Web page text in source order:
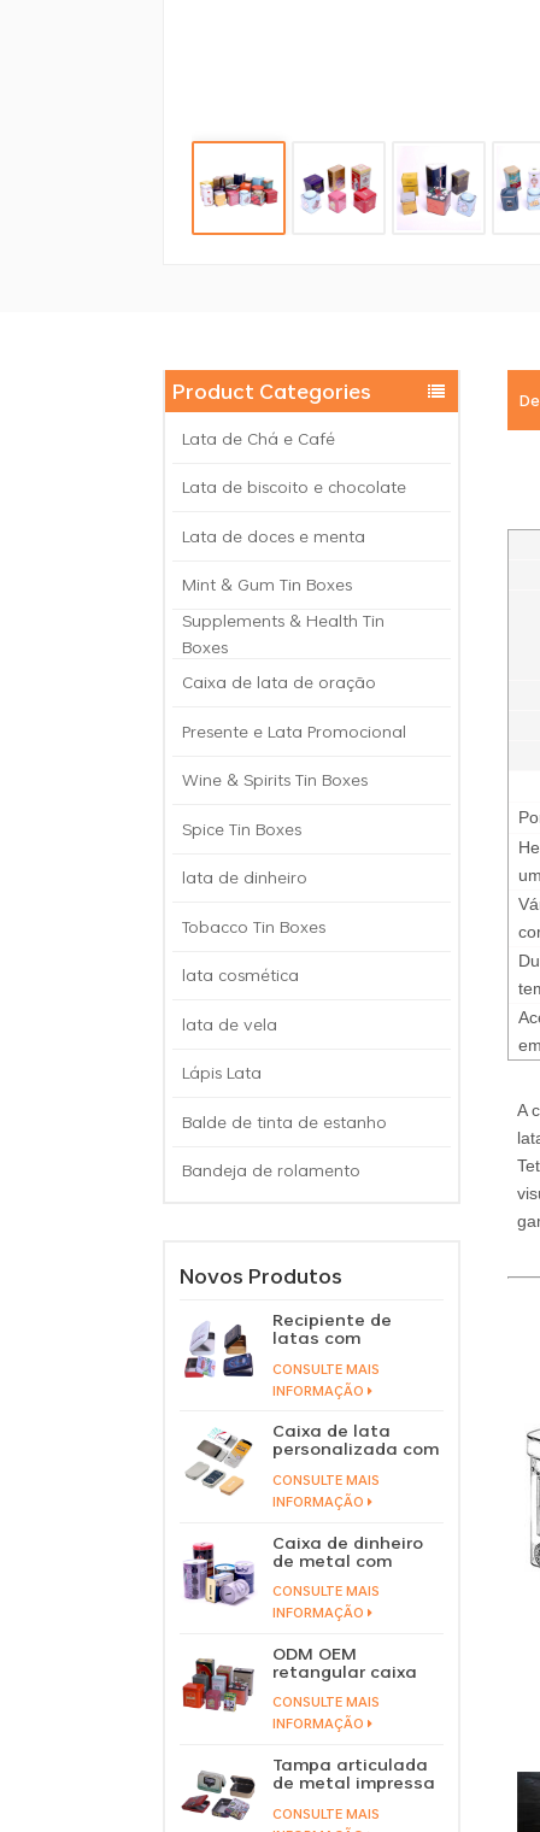
Product Categories
Lata de Chá e Café
Lata de biscoito e chocolate
Lata de doces e menta
Mint & Gum Tin Boxes
Supplements & Health Tin
Boxes
Caixa de lata de oração
Presente e Lata Promocional
Wine & Spirits Tin Boxes
Spice Tin Boxes
lata de dinheiro
Tobacco Tin Boxes
lata cosmética
lata de vela
Lápis Lata
Balde de tinta de estanho
Bandeja de rolamento
Novos Produtos
Recipiente de
latas com
alumínio para
doces e balas em
tampa articulada
CONSULTE MAIS
INFORMAÇÃO
Caixa de lata
personalizada com
tampa deslizante
de hortelã, caixa
de lata para
perfume sólido,
tampa deslizante
de metal,
recipiente de lata
CONSULTE MAIS
INFORMAÇÃO
Caixa de dinheiro
de metal com
personalizado, lata
de economia de
de lata
CONSULTE MAIS
INFORMAÇÃO
ODM OEM
retangular caixa
de lata de chá
solto embalagem
lata de chá verde
atacado de fábrica
CONSULTE MAIS
INFORMAÇÃO
Tampa articulada
de metal impressa
personalizada,
caixa de lata para
CONSULTE MAIS
A